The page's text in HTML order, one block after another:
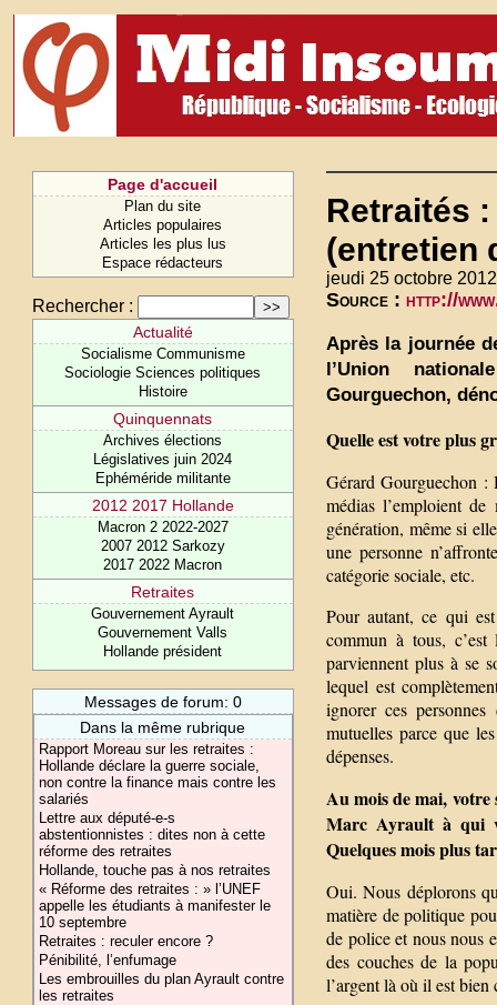
Page d'accueil
Plan du site
Articles populaires
Articles les plus lus
Espace rédacteurs
Rechercher :
Actualité
Socialisme Communisme
Sociologie Sciences politiques
Histoire
Quinquennats
Archives élections
Législatives juin 2024
Ephéméride militante
2012 2017 Hollande
Macron 2 2022-2027
2007 2012 Sarkozy
2017 2022 Macron
Retraites
Gouvernement Ayrault
Gouvernement Valls
Hollande président
Messages de forum: 0
Dans la même rubrique
Rapport Moreau sur les retraites :
Hollande déclare la guerre sociale,
non contre la finance mais contre les
salariés
Lettre aux député-e-s
abstentionnistes : dites non à cette
réforme des retraites
Hollande, touche pas à nos retraites
« Réforme des retraites : » l’UNEF
appelle les étudiants à manifester le
10 septembre
Retraites : reculer encore ?
Pénibilité, l’enfumage
Les embrouilles du plan Ayrault contre
les retraites
Retraités
(entretien
jeudi 25 octobre
Source : http://
Après la journée
l’Union
Gourguechon,
Quelle est votre plus
Gérard Gourguechon :
médias l’emploient
génération, même si
une personne
catégorie sociale, etc.
Pour autant, ce qui
commun à tous,
parviennent plus à se
lequel est
ignorer ces
mutuelles parce que
dépenses.
Au mois de mai,
Marc Ayrault à qui
Quelques mois plus
Oui. Nous déplorons
matière de politique
de police et nous nous
des couches de la
l’argent là où il est bien